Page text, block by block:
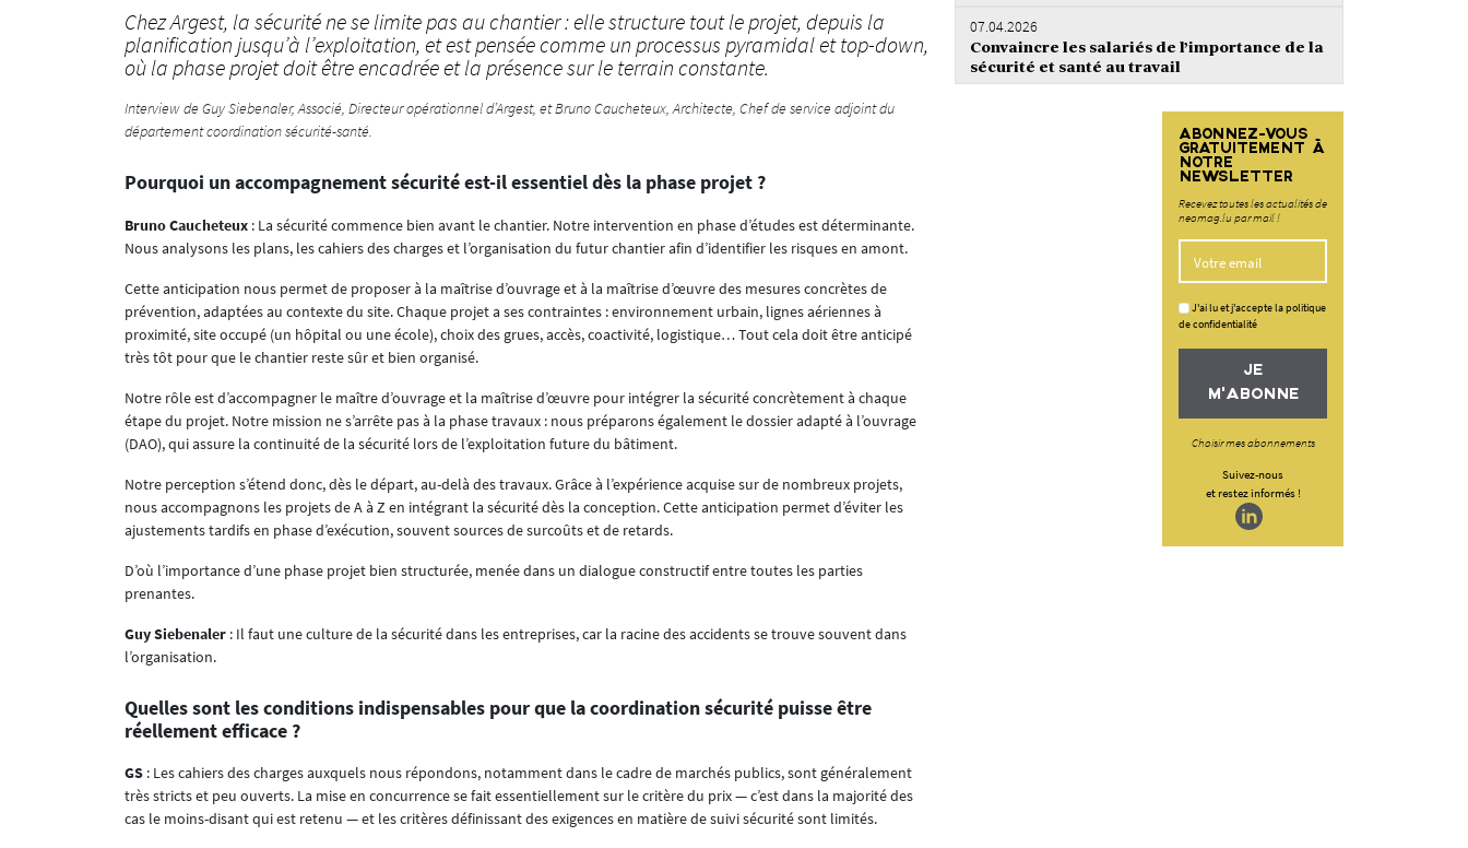
Chez Argest, la sécurité ne se limite pas au chantier : elle structure tout le projet, depuis la
planification jusqu’à l’exploitation, et est pensée comme un processus pyramidal et top-down,
où la phase projet doit être encadrée et la présence sur le terrain constante.
Interview de Guy Siebenaler, Associé, Directeur opérationnel d’Argest, et Bruno Caucheteux, Architecte, Chef de service adjoint du
département coordination sécurité-santé.
Pourquoi un accompagnement sécurité est-il essentiel dès la phase projet ?
Bruno Caucheteux : La sécurité commence bien avant le chantier. Notre intervention en phase d’études est déterminante.
Nous analysons les plans, les cahiers des charges et l’organisation du futur chantier afin d’identifier les risques en amont.
Cette anticipation nous permet de proposer à la maîtrise d’ouvrage et à la maîtrise d’œuvre des mesures concrètes de
prévention, adaptées au contexte du site. Chaque projet a ses contraintes : environnement urbain, lignes aériennes à
proximité, site occupé (un hôpital ou une école), choix des grues, accès, coactivité, logistique… Tout cela doit être anticipé
très tôt pour que le chantier reste sûr et bien organisé.
Notre rôle est d’accompagner le maître d’ouvrage et la maîtrise d’œuvre pour intégrer la sécurité concrètement à chaque
étape du projet. Notre mission ne s’arrête pas à la phase travaux : nous préparons également le dossier adapté à l’ouvrage
(DAO), qui assure la continuité de la sécurité lors de l’exploitation future du bâtiment.
Notre perception s’étend donc, dès le départ, au-delà des travaux. Grâce à l’expérience acquise sur de nombreux projets,
nous accompagnons les projets de A à Z en intégrant la sécurité dès la conception. Cette anticipation permet d’éviter les
ajustements tardifs en phase d’exécution, souvent sources de surcoûts et de retards.
D’où l’importance d’une phase projet bien structurée, menée dans un dialogue constructif entre toutes les parties
prenantes.
Guy Siebenaler : Il faut une culture de la sécurité dans les entreprises, car la racine des accidents se trouve souvent dans
l’organisation.
Quelles sont les conditions indispensables pour que la coordination sécurité puisse être
réellement efficace ?
GS : Les cahiers des charges auxquels nous répondons, notamment dans le cadre de marchés publics, sont généralement
très stricts et peu ouverts. La mise en concurrence se fait essentiellement sur le critère du prix — c’est dans la majorité des
cas le moins-disant qui est retenu — et les critères définissant des exigences en matière de suivi sécurité sont limités.
07.04.2026
Convaincre les salariés de l’importance de la
sécurité et santé au travail
ABONNEZ-VOUS
GRATUITEMENT À
NOTRE
NEWSLETTER
Recevez toutes les actualités de
neomag.lu par mail !
J'ai lu et j'accepte la politique
de confidentialité
JE
M'ABONNE
Choisir mes abonnements
Suivez-nous
et restez informés !